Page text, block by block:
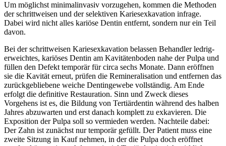
Um möglichst minimalinvasiv vorzugehen, kommen die Methoden
der schrittweisen und der selektiven Kariesexkavation infrage.
Dabei wird nicht alles kariöse Dentin entfernt, sondern nur ein Teil
davon.
Bei der schrittweisen Kariesexkavation belassen Behandler ledrig-
erweichtes, kariöses Dentin am Kavitätenboden nahe der Pulpa und
füllen den Defekt temporär für circa sechs Monate. Dann eröffnen
sie die Kavität erneut, prüfen die Remineralisation und entfernen das
zurückgebliebene weiche Dentingewebe vollständig. Am Ende
erfolgt die definitive Restauration. Sinn und Zweck dieses
Vorgehens ist es, die Bildung von Tertiärdentin während des halben
Jahres abzuwarten und erst danach komplett zu exkavieren. Die
Exposition der Pulpa soll so vermieden werden. Nachteile dabei:
Der Zahn ist zunächst nur temporär gefüllt. Der Patient muss eine
zweite Sitzung in Kauf nehmen, in der die Pulpa doch eröffnet